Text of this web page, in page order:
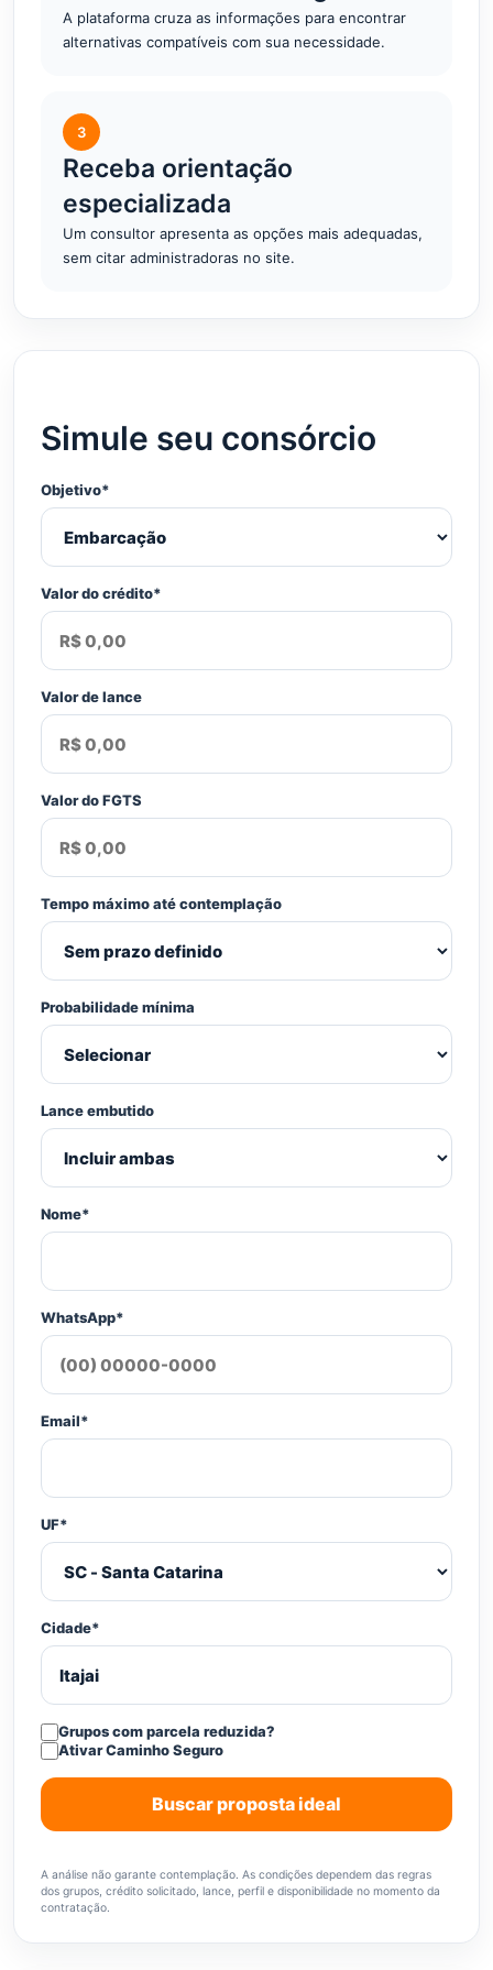
A plataforma cruza as informações para encontrar
alternativas compatíveis com sua necessidade.
3
Receba orientação
especializada
Um consultor apresenta as opções mais adequadas,
sem citar administradoras no site.
Simule seu consórcio
Objetivo*
Valor do crédito*
Valor de lance
Valor do FGTS
Tempo máximo até contemplação
Probabilidade mínima
Lance embutido
Nome*
WhatsApp*
Email*
UF*
Cidade*
Grupos com parcela reduzida?
Ativar Caminho Seguro
Buscar proposta ideal
A análise não garante contemplação. As condições dependem das regras
dos grupos, crédito solicitado, lance, perfil e disponibilidade no momento da
contratação.